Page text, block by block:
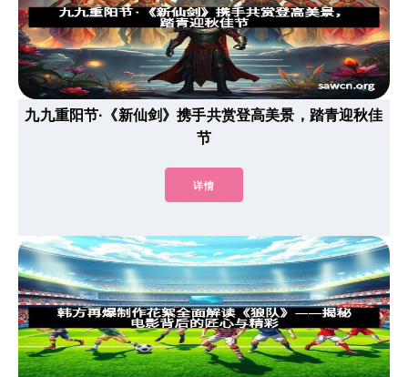
九九重阳节·《新仙剑》携手共赏登高美景，踏青迎秋佳
节
详情